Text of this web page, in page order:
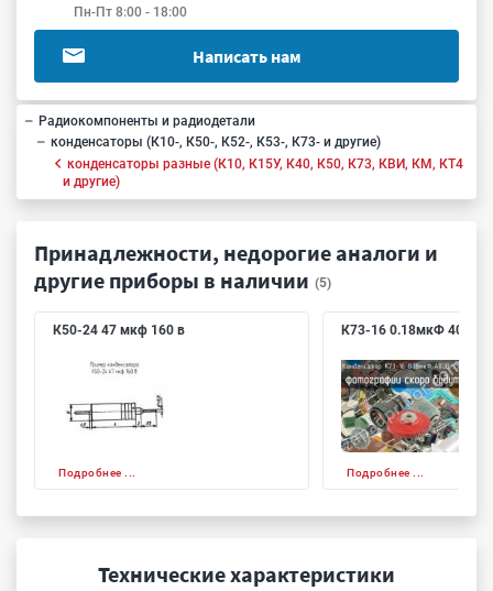
Пн-Пт 8:00 - 18:00
Написать нам
Радиокомпоненты и радиодетали
конденсаторы (К10-, К50-, К52-, К53-, К73- и другие)
конденсаторы разные (К10, К15У, К40, К50, К73, КВИ, КМ, КТ4
и другие)
Принадлежности, недорогие аналоги и
другие приборы в наличии (5)
К50-24 47 мкф 160 в
Подробнее ...
К73-16 0.18мкФ 400В
Подробнее ...
Технические характеристики